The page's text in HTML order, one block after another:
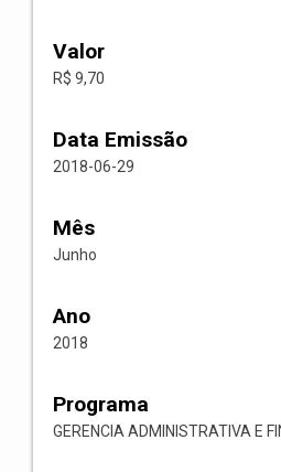
Valor
R$ 9,70
Data Emissão
2018-06-29
Mês
Junho
Ano
2018
Programa
GERENCIA ADMINISTRATIVA E